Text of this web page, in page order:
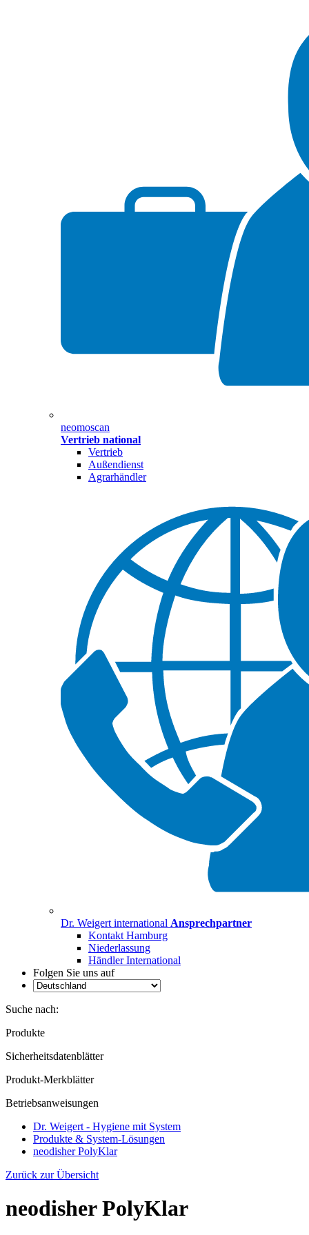
neomoscan
Vertrieb national
Vertrieb
Außendienst
Agrarhändler
Dr. Weigert international Ansprechpartner
Kontakt Hamburg
Niederlassung
Händler International
Folgen Sie uns auf
Suche nach:
Produkte
Sicherheitsdatenblätter
Produkt-Merkblätter
Betriebsanweisungen
Dr. Weigert - Hygiene mit System
Produkte & System-Lösungen
neodisher PolyKlar
Zurück zur Übersicht
neodisher PolyKlar